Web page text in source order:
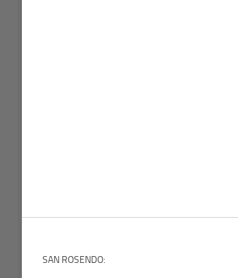
SAN ROSENDO: